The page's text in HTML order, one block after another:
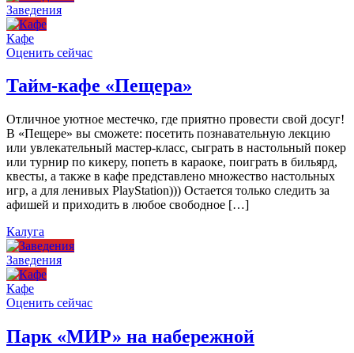
Заведения
Кафе
Оценить сейчас
Тайм-кафе «Пещера»
Отличное уютное местечко, где приятно провести свой досуг!
В «Пещере» вы сможете: посетить познавательную лекцию
или увлекательный мастер-класс, сыграть в настольный покер
или турнир по кикеру, попеть в караоке, поиграть в бильярд,
квесты, а также в кафе представлено множество настольных
игр, а для ленивых PlayStation))) Остается только следить за
афишей и приходить в любое свободное […]
Калуга
Заведения
Кафе
Оценить сейчас
Парк «МИР» на набережной